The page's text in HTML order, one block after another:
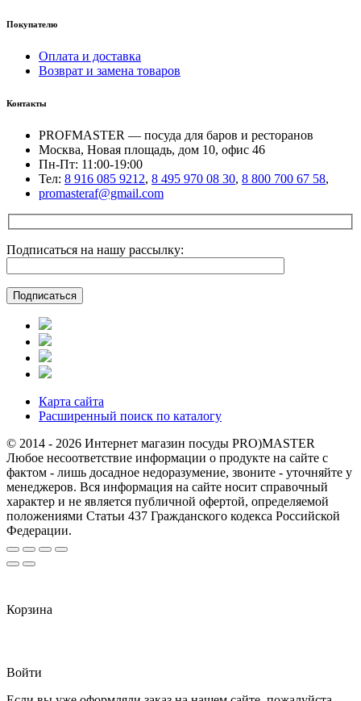
Покупателю
Оплата и доставка
Возврат и замена товаров
Контакты
PROFMASTER — посуда для баров и ресторанов
Москва, Новая площадь, дом 10, офис 46
Пн-Пт: 11:00-19:00
Тел: 8 916 085 9212, 8 495 970 08 30, 8 800 700 67 58,
promasteraf@gmail.com
Подписаться на нашу рассылку:
Карта сайта
Расширенный поиск по каталогу
© 2014 - 2026 Интернет магазин посуды PRO)MASTER
Любое несоответствие информации о продукте на сайте с
фактом - лишь досадное недоразумение, звоните - уточняйте у
менеджеров. Вся информация на сайте носит справочный
характер и не является публичной офертой, определяемой
положениями Статьи 437 Гражданского кодекса Российской
Федерации.
Корзина
Войти